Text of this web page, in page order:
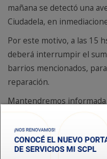
mañana se detectó una
Ciudadela, en
Por este motivo, a las 15
deberá interrumpir el
barrios mencionados,
reparación.
Mantendremos informada
Depto. Acueductos
Depto. Saneamiento